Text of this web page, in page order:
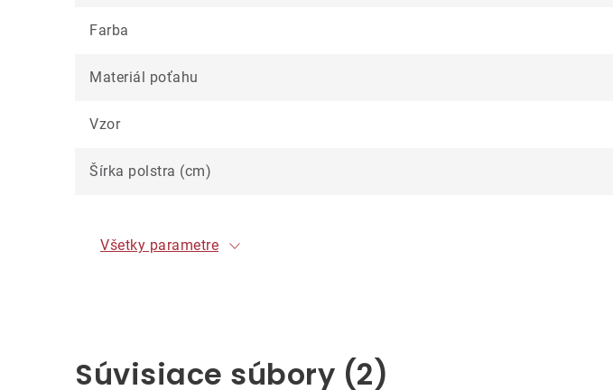
Farba
Materiál poťahu
Vzor
Šírka polstra (cm)
Všetky parametre
Súvisiace súbory (2)